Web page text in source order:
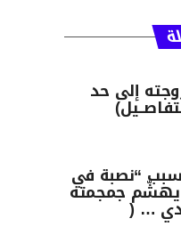
إلى حد
“نصبة في
جمجمته
… (